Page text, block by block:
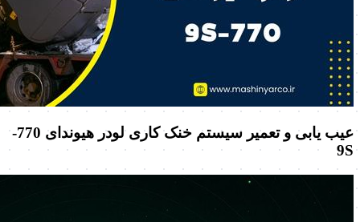
عیب یابی و تعمیر سیستم خنک کاری لودر هیوندای 770-
9S